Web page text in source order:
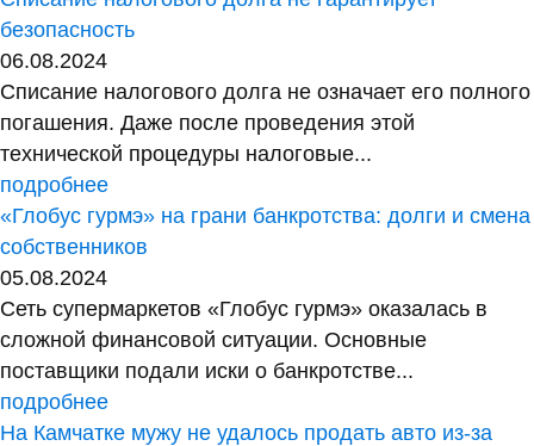
безопасность
06.08.2024
Списание налогового долга не означает его полного
погашения. Даже после проведения этой
технической процедуры налоговые...
подробнее
«Глобус гурмэ» на грани банкротства: долги и смена
собственников
05.08.2024
Сеть супермаркетов «Глобус гурмэ» оказалась в
сложной финансовой ситуации. Основные
поставщики подали иски о банкротстве...
подробнее
На Камчатке мужу не удалось продать авто из-за